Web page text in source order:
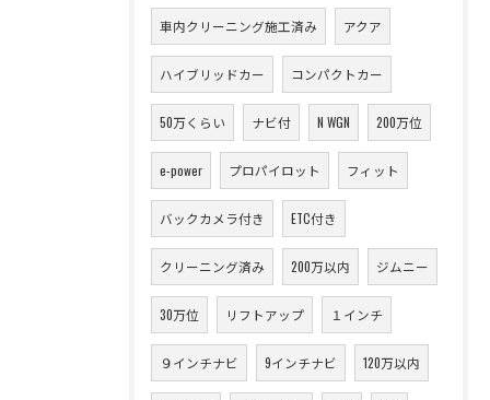
車内クリーニング施工済み アクア
ハイブリッドカー コンパクトカー
50万くらい ナビ付 N WGN 200万位
e-power プロパイロット フィット
バックカメラ付き ETC付き
クリーニング済み 200万以内 ジムニー
30万位 リフトアップ １インチ
９インチナビ 9インチナビ 120万以内